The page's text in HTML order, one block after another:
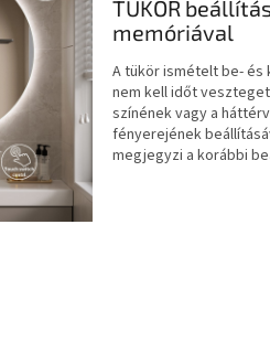
TÜKÖR
memóriával
A tükör ismételt be- és
nem kell időt
színének vagy a
fényerejének
megjegyzi a korábbi